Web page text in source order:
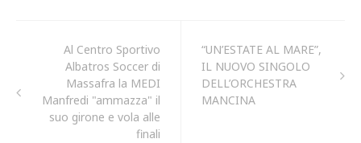
Al Centro Sportivo
Albatros Soccer di
Massafra la MEDI
Manfredi "ammazza" il
suo girone e vola alle
finali
“UN’ESTATE AL MARE”,
IL NUOVO SINGOLO
DELL’ORCHESTRA
MANCINA